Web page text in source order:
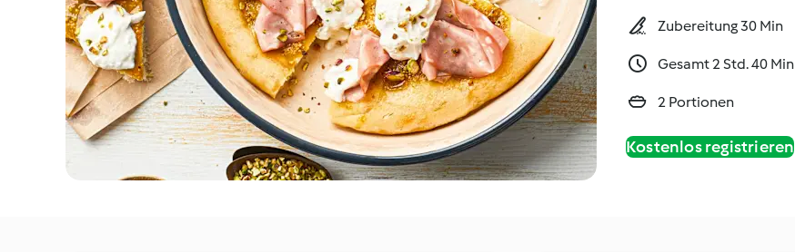
Zubereitung 30 Min
Gesamt 2 Std. 40 Min
2 Portionen
Kostenlos registrieren